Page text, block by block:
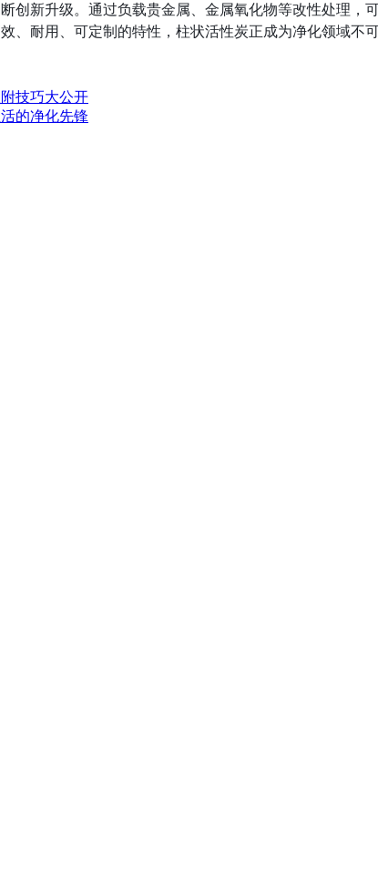
创新升级。通过负载贵金属、金属氧化物等改性处理，
、耐用、可定制的特性，柱状活性炭正成为净化领域不
技巧大公开
的净化先锋